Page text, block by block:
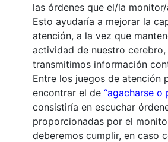
las órdenes que el/la
Esto ayudaría a mejorar la
atención, a la vez que
actividad de nuestro cerebro,
transmitimos información
Entre los juegos de atención
encontrar el de “agacharse o
consistiría en escuchar
proporcionadas por el
deberemos cumplir, en caso